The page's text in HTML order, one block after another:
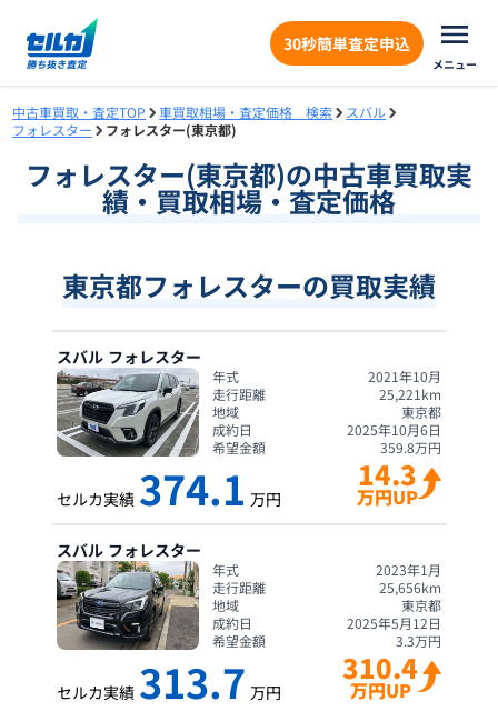
30秒簡単査定申込
メニュー
中古車買取・査定TOP 車買取相場・査定価格 検索
スバル
フォレスター
フォレスター(東京都)
フォレスター(東京都)の中古車買取実
績・買取相場・査定価格
東京都フォレスターの買取実績
スバル フォレスター
年式
2021年10月
走行距離
25,221 km
地域
東京都
成約日
2025年10月6日
希望金額
359.8万円
セルカ実績 374.1 万円
14.3
万円UP
スバル フォレスター
年式
2023年1月
走行距離
25,656km
地域
東京都
成約日
2025年5月12日
希望金額
3.3万円
セルカ実績 313.7 万円
310.4
万円UP